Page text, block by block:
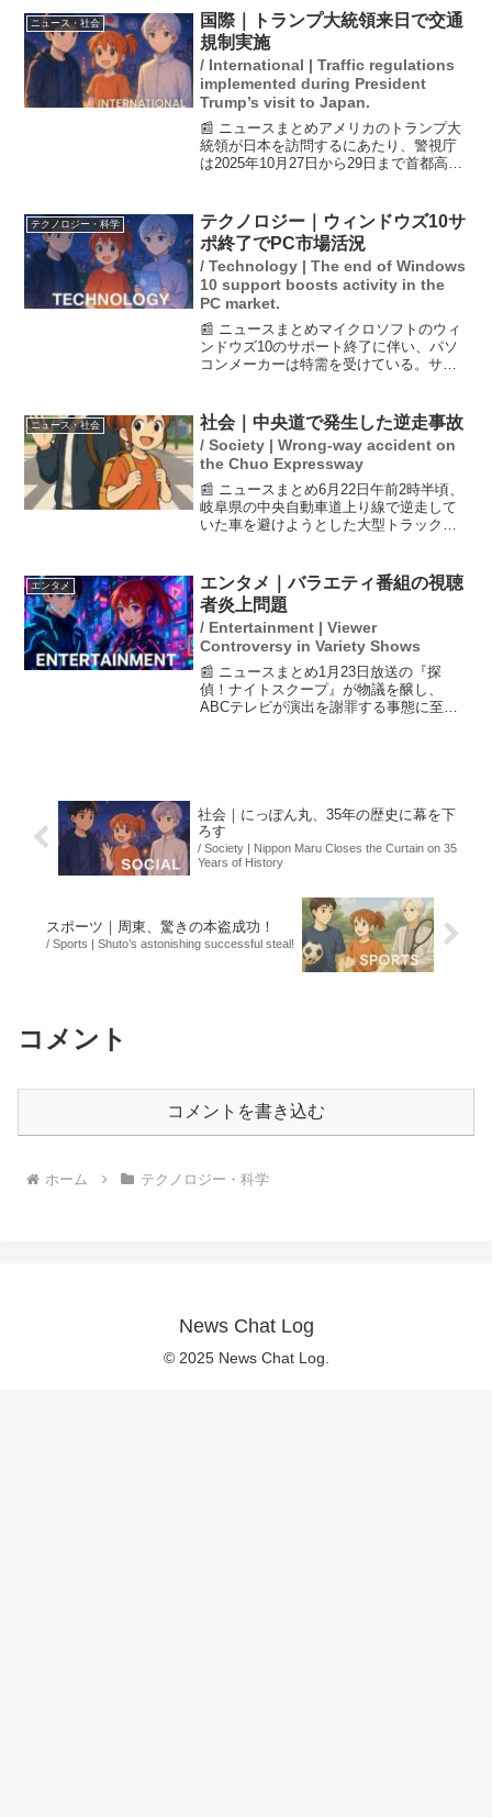
いた約200人の乗客のうち、約10人が軽傷
を負...
ニュース・社会
国際｜トランプ大統領来日で交通
規制実施
/ International | Traffic regulations
implemented during President
Trump’s visit to Japan.
📰 ニュースまとめアメリカのトランプ大
統領が日本を訪問するにあたり、警視庁
は2025年10月27日から29日まで首都高速
は過去最大規模で、約1万8000人の警察官
が配備...
テクノロジー・科学
テクノロジー｜ウィンドウズ10サ
ポ終了でPC市場活況
/ Technology | The end of Windows
10 support boosts activity in the
PC market.
📰 ニュースまとめマイクロソフトのウィ
ンドウズ10のサポート終了に伴い、パソ
コンメーカーは特需を受けている。サポ
調に推移。また、AIを活用できるパソコ
ンの需要も高まり...
ニュース・社会 社会｜中央道で発生した逆走事故
/ Society | Wrong-way accident on
the Chuo Expressway
📰 ニュースまとめ6月22日午前2時半頃、
岐阜県の中央自動車道上り線で逆走して
いた車を避けようとした大型トラックと
って発生しましたが、運転手2人にけがは
なく、同乗者もい...
エンタメ
エンタメ｜バラエティ番組の視聴
者炎上問題
/ Entertainment | Viewer
Controversy in Variety Shows
📰 ニュースまとめ1月23日放送の『探
偵！ナイトスクープ』が物議を醸し、
ABCテレビが演出を謝罪する事態に至っ
社会｜にっぽん丸、35年の歴史に幕を下
ろす
/ Society | Nippon Maru Closes the Curtain on 35
Years of History
スポーツ｜周東、驚きの本盗成功！
/ Sports | Shuto’s astonishing successful steal!
コメント
コメントを書き込む
ホーム テクノロジー・科学
News Chat Log
© 2025 News Chat Log.